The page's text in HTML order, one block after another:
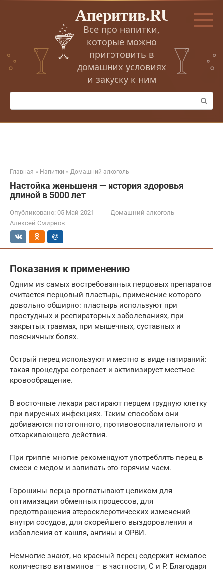
Перейти
Аперитив.RU
Все про напитки,
которые можно
приготовить в
домашних условиях
и закуску к ним
Поиск:
Главная » Напитки » Домашний алкоголь
Настойка женьшеня — история здоровья
длиной в 5000 лет
Опубликовано: 05 Май 2021
Домашний алкоголь
Алексей Смирнов
Показания к применению
Одним из самых востребованных перцовых препаратов
считается перцовый пластырь, применение которого
довольно обширно: пластырь используют при
простудных и респираторных заболеваниях, при
закрытых травмах, при мышечных, суставных и
поясничных болях.
Острый перец используют и местно в виде натираний:
такая процедура согревает и активизирует местное
кровообращение.
В восточные лекари растирают перцем грудную клетку
при вирусных инфекциях. Таким способом они
добиваются потогонного, противовоспалительного и
отхаркивающего действия.
При гриппе многие рекомендуют употреблять перец в
смеси с медом и запивать это горячим чаем.
Горошины перца проглатывают целиком для
оптимизации обменных процессов, для
предотвращения атеросклеротических изменений
внутри сосудов, для скорейшего выздоровления и
избавления от кашля, ангины и ОРВИ.
Немногие знают, но красный перец содержит немалое
количество витаминов – в частности, C и P. Благодаря